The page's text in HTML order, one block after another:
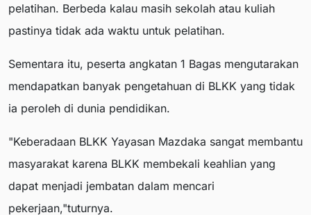
pelatihan. Berbeda kalau masih sekolah atau kuliah
pastinya tidak ada waktu untuk pelatihan.
Sementara itu, peserta angkatan 1 Bagas mengutarakan
mendapatkan banyak pengetahuan di BLKK yang tidak
ia peroleh di dunia pendidikan.
"Keberadaan BLKK Yayasan Mazdaka sangat membantu
masyarakat karena BLKK membekali keahlian yang
dapat menjadi jembatan dalam mencari
pekerjaan,"tuturnya.